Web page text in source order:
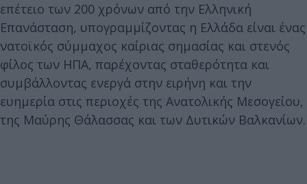
επέτειο των 200 χρόνων από την Ελληνική
Επανάσταση, υπογραμμίζοντας η Ελλάδα είναι ένας
νατοϊκός σύμμαχος καίριας σημασίας και στενός
φίλος των ΗΠΑ, παρέχοντας σταθερότητα και
συμβάλλοντας ενεργά στην ειρήνη και την
ευημερία στις περιοχές της Ανατολικής Μεσογείου,
της Μαύρης Θάλασσας και των Δυτικών Βαλκανίων.